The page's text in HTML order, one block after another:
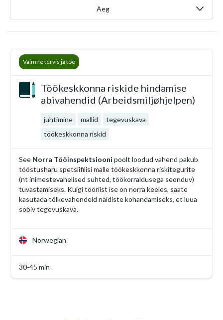
Aeg
Töökeskkonna riskide hindamise
abivahendid (Arbeidsmiljøhjelpen)
juhtimine mallid
tegevuskava
töökeskkonna riskid
See Norra Tööinspektsiooni poolt loodud vahend pakub
tööstusharu spetsiifilisi malle töökeskkonna riskitegurite
(nt inimestevahelised suhted, töökorraldusega seonduv)
tuvastamiseks. Kuigi tööriist ise on norra keeles, saate
kasutada tõlkevahendeid näidiste kohandamiseks, et luua
sobiv tegevuskava.
Norwegian
30-45 min
Vaimne tervis ja töö